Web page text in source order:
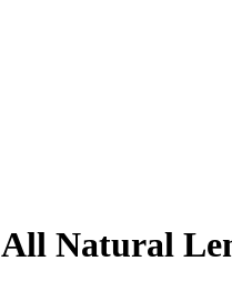
All Natural